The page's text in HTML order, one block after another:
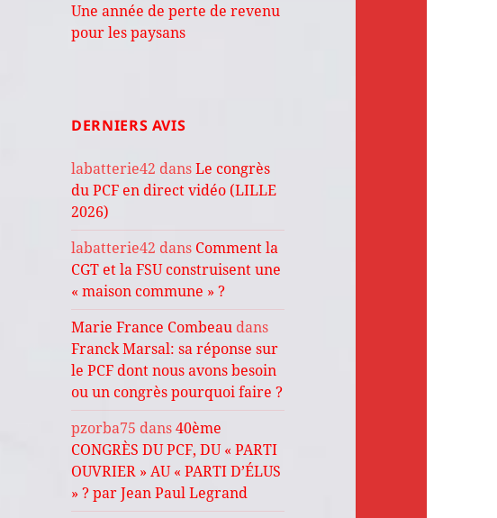
Une année de perte de revenu
pour les paysans
DERNIERS AVIS
labatterie42 dansLe congrès
du PCF en direct vidéo (LILLE
2026)
labatterie42 dans Comment la
CGT et la FSU construisent une
« maison commune » ?
Marie France Combeau dans
Franck Marsal: sa réponse sur
le PCF dont nous avons besoin
ou un congrès pourquoi faire ?
pzorba75 dans40ème
CONGRÈS DU PCF, DU « PARTI
OUVRIER » AU « PARTI D’ÉLUS
» ? par Jean Paul Legrand